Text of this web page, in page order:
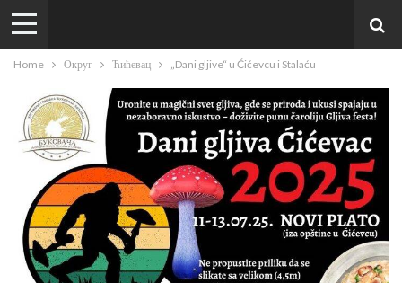
Home Округ Ћићевац „Dani gljive“ u Ćićevcu i Stalaću